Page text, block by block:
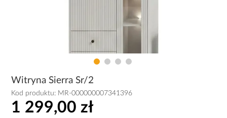
Witryna Sierra Sr/2
Kod produktu: MR-000000007341396
1 299,00 zł